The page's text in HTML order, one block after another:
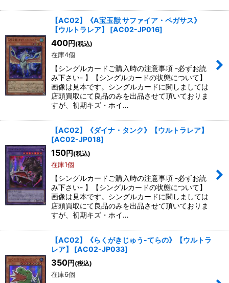
【AC02】《A宝玉獣 サファイア・ペガサス》
【ウルトラレア】
[AC02-JP016]
400円 (税込)
在庫4個
【シングルカードご購入時の注意事項 -必ずお読
み下さい- 】【シングルカードの状態について】
画像は見本です。シングルカードに関しましては
店頭買取にて良品のみを出品させて頂いておりま
すが、初期キズ・ホイ…
【AC02】《ダイナ・タンク》【ウルトラレア】
[AC02-JP018]
150円 (税込)
在庫1個
【シングルカードご購入時の注意事項 -必ずお読
み下さい- 】【シングルカードの状態について】
画像は見本です。シングルカードに関しましては
店頭買取にて良品のみを出品させて頂いておりま
すが、初期キズ・ホイ…
【AC02】《らくがきじゅう-てらの》【ウルトラ
レア】
[AC02-JP033]
350円 (税込)
在庫6個